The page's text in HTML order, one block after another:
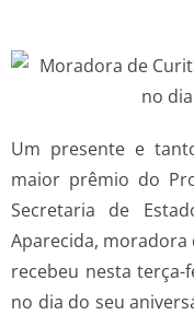
Um presente e
maior prêmio do
Secretaria de
Aparecida, moradora
recebeu nesta
no dia do seu